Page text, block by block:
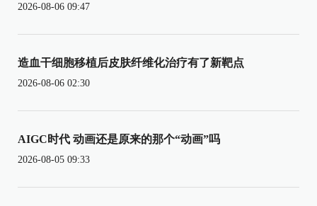
2026-08-06 09:47
造血干细胞移植后皮肤纤维化治疗有了新靶点
2026-08-06 02:30
AIGC时代 动画还是原来的那个“动画”吗
2026-08-05 09:33